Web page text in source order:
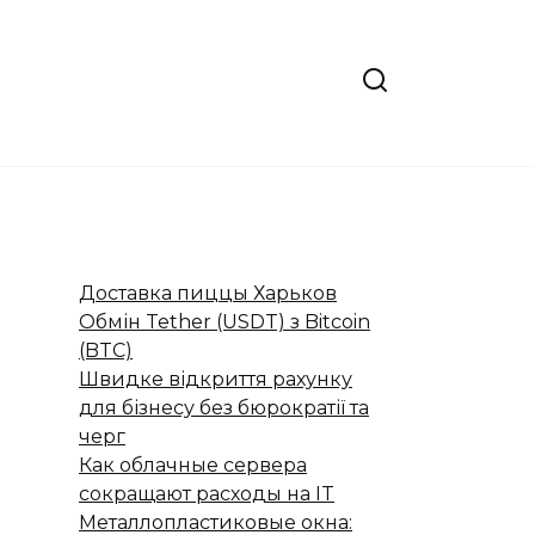
Доставка пиццы Харьков
Обмін Tether (USDT) з Bitcoin
(BTC)
Швидке відкриття рахунку
для бізнесу без бюрократії та
черг
Как облачные сервера
сокращают расходы на IT
Металлопластиковые окна: